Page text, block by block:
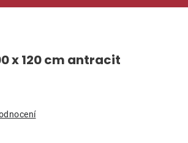
x 120 cm antracit